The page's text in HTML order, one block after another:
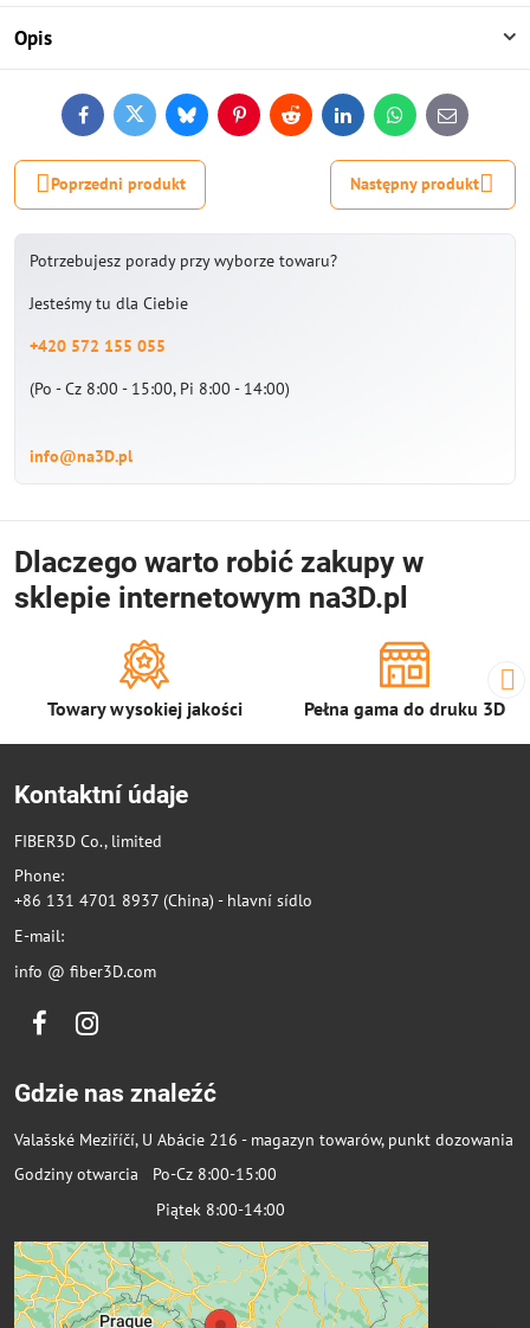
Opis
FacebookTwitterBlueskyPinterestReddit LinkedInWhatsApp
E-
mail
Poprzedni produkt Następny produkt
Potrzebujesz porady przy wyborze towaru?
Jesteśmy tu dla Ciebie
+420 572 155 055
(Po - Cz 8:00 - 15:00, Pi 8:00 - 14:00)
info@na3D.pl
Dlaczego warto robić zakupy w
sklepie internetowym na3D.pl
Towary wysokiej jakości Pełna gama do druku 3D
Kontaktní údaje
FIBER3D Co., limited
Phone:
+86 131 4701 8937 (China) - hlavní sídlo
E-mail:
info @ fiber3D.com
FacebookInstagram
Gdzie nas znaleźć
Valašské Meziříčí, U Abácie 216 - magazyn towarów, punkt dozowania
Godziny otwarcia Po-Cz 8:00-15:00
Piątek 8:00-14:00